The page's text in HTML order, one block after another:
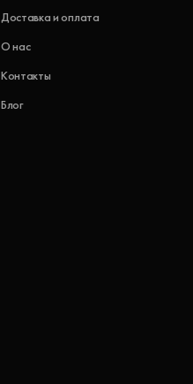
Доставка и оплата
О нас
Контакты
Блог